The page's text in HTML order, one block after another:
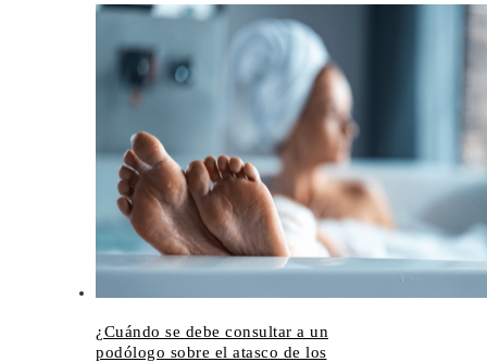
¿Cuándo se debe consultar a un
podólogo sobre el atasco de los